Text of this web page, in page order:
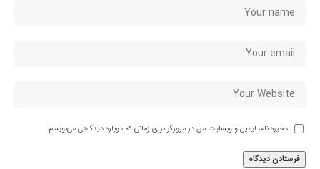
ذخیره نام، ایمیل و وبسایت من در مرورگر برای زمانی که دوباره دیدگاهی می‌نویسم.